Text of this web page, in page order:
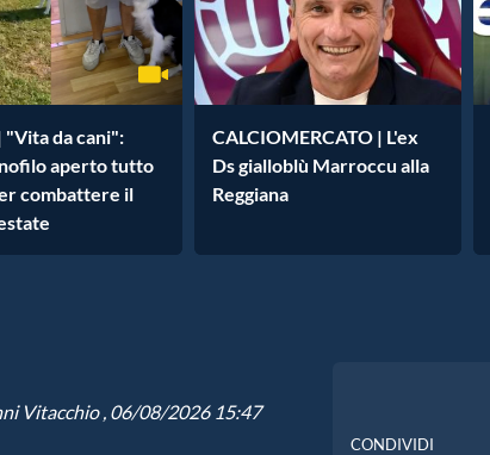
"Vita da cani":
aperto tutto
combattere il
CALCIOMERCATO | L'ex
Ds gialloblù Marroccu alla
Reggiana
Vitacchio, 06/08/2026 15:47
CONDIVIDI